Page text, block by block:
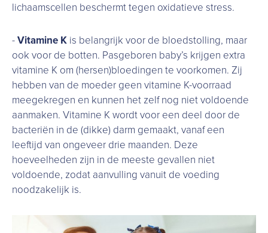
lichaamscellen beschermt tegen oxidatieve stress.
-Vitamine K is belangrijk voor de bloedstolling, maar
ook voor de botten. Pasgeboren baby’s krijgen extra
vitamine K om (hersen)bloedingen te voorkomen. Zij
hebben van de moeder geen vitamine K-voorraad
meegekregen en kunnen het zelf nog niet voldoende
aanmaken. Vitamine K wordt voor een deel door de
bacteriën in de (dikke) darm gemaakt, vanaf een
leeftijd van ongeveer drie maanden. Deze
hoeveelheden zijn in de meeste gevallen niet
voldoende, zodat aanvulling vanuit de voeding
noodzakelijk is.